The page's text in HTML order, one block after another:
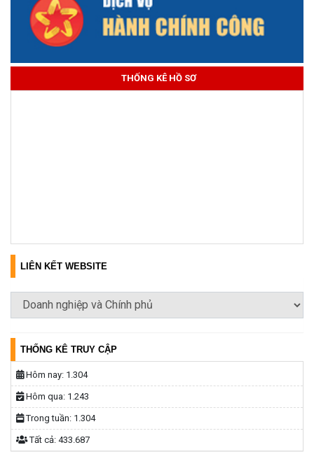
THỐNG KÊ HỒ SƠ
LIÊN KẾT WEBSITE
THỐNG KÊ TRUY CẬP
Hôm nay: 1.304
Hôm qua: 1.243
Trong tuần: 1.304
Tất cả: 433.687